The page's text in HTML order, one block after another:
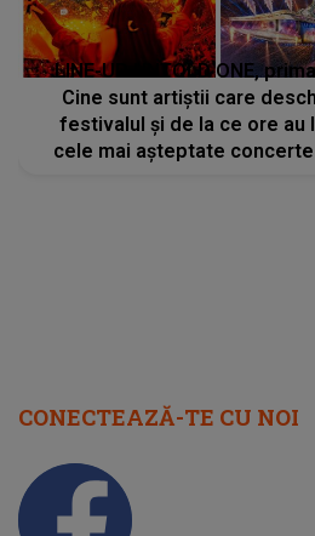
LINE-UP UNTOLD ONE,
Cine sunt artiștii care
festivalul și de la ce ore au
cele mai așteptate
CONECTEAZĂ-TE CU NOI